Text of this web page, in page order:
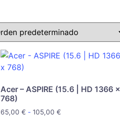
Acer – ASPIRE (15.6 | HD 1366 x
768)
65,00€ - 105,00€